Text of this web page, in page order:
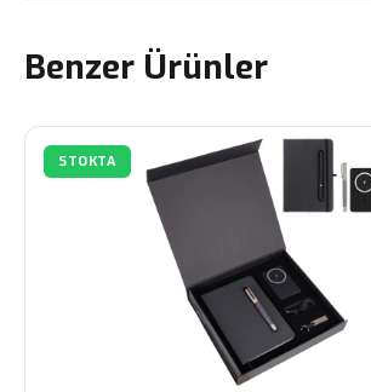
Benzer Ürünler
STOKTA